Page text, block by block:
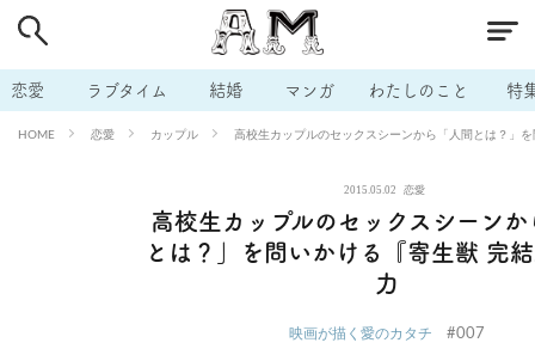
恋愛 ラブタイム 結婚 マンガ わたしのこと 特
HOME 恋愛 カップル 高校生カップルのセックスシーンから「人間とは？」
2015.05.02 恋愛
高校生カップルのセックスシーン
とは？」を問いかける『寄生獣 完
力
映画が描く愛のカタチ #007
# 男の本音 # セフレ # 不倫
# 出会う方法 # マッチングアプリ # ラブグッズ # 体の相